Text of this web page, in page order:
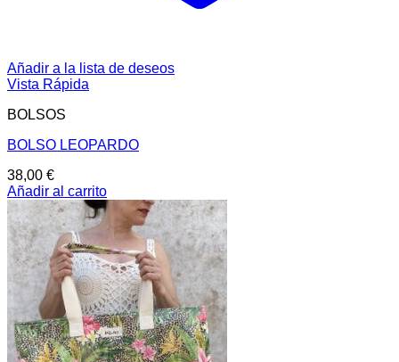
Añadir a la lista de deseos
Vista Rápida
BOLSOS
BOLSO LEOPARDO
38,00 €
Añadir al carrito